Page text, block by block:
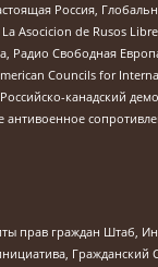
Россия,
Asocicion de Rusos
Радио Свободная
Councils for
канадский
прав граждан Штаб,
Гражданский